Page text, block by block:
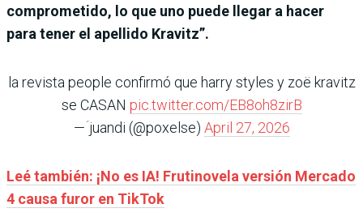
comprometido, lo que uno puede llegar a hacer
para tener el apellido Kravitz”.
la revista people confirmó que harry styles y zoë kravitz
se CASAN pic.twitter.com/EB8oh8zirB
— ؘjuandi (@poxelse) April 27, 2026
Leé también: ¡No es IA! Frutinovela versión Mercado
4 causa furor en TikTok